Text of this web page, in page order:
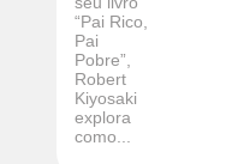
“Pai Rico,
Pai
Pobre”,
Robert
Kiyosaki
explora
como...